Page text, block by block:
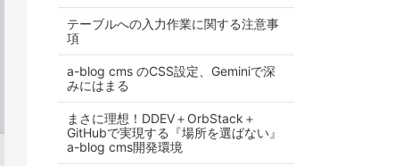
テーブルへの入力作業に関する注意事
項
a-blog cms のCSS設定、Geminiで深
みにはまる
まさに理想！DDEV＋OrbStack＋
GitHubで実現する『場所を選ばない』
a-blog cms開発環境